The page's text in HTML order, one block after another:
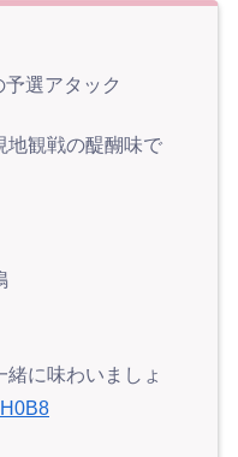
選アタック
地観戦の醍醐味で
に味わいましょ